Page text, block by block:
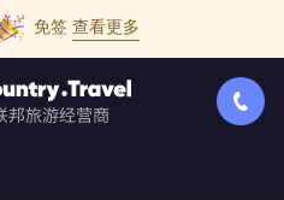
免签 查看更多